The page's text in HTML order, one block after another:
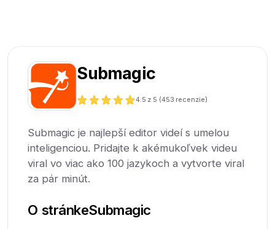
Submagic
4.5 z 5 (453 recenzie)
Submagic je najlepší editor videí s umelou
inteligenciou. Pridajte k akémukoľvek videu
viral vo viac ako 100 jazykoch a vytvorte viral
za pár minút.
O stránkeSubmagic